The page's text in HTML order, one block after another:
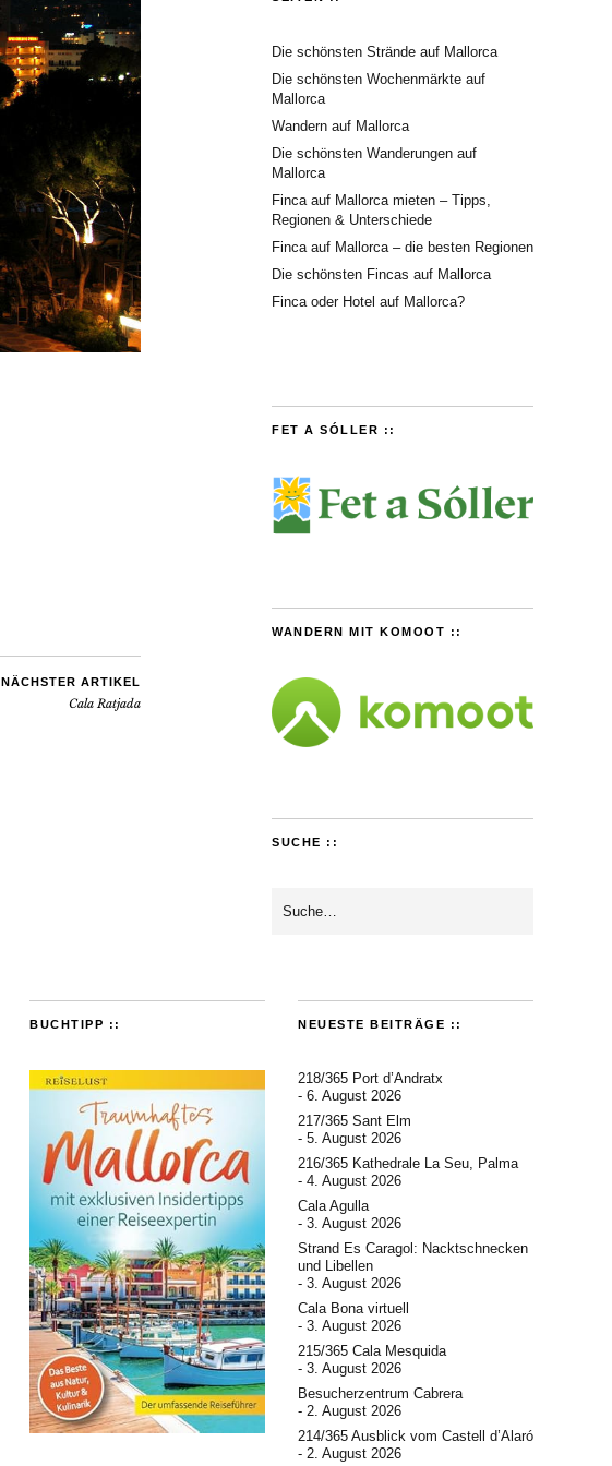
NÄCHSTER ARTIKEL
Cala Ratjada
Die schönsten Strände auf Mallorca
Die schönsten Wochenmärkte auf
Mallorca
Wandern auf Mallorca
Die schönsten Wanderungen auf
Mallorca
Finca auf Mallorca mieten – Tipps,
Regionen & Unterschiede
Finca auf Mallorca – die besten Regionen
Die schönsten Fincas auf Mallorca
Finca oder Hotel auf Mallorca?
FET A SÓLLER ::
WANDERN MIT KOMOOT ::
SUCHE ::
BUCHTIPP :: NEUESTE BEITRÄGE ::
218/365 Port d’Andratx
6. August 2026
217/365 Sant Elm
5. August 2026
216/365 Kathedrale La Seu, Palma
4. August 2026
Cala Agulla
3. August 2026
Strand Es Caragol: Nacktschnecken
und Libellen
3. August 2026
Cala Bona virtuell
3. August 2026
215/365 Cala Mesquida
3. August 2026
Besucherzentrum Cabrera
2. August 2026
214/365 Ausblick vom Castell d’Alaró
2. August 2026